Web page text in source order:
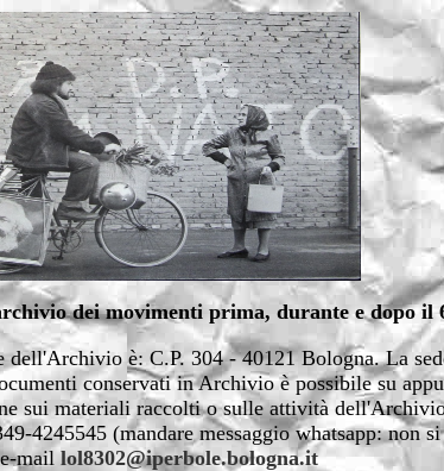
dei movimenti prima, durante e dopo il
dell'Archivio è: C.P. 304 - 40121 Bologna. La
conservati in Archivio è possibile su
sui materiali raccolti o sulle attività
4245545 (mandare messaggio whatsapp: non
maillol8302@iperbole.bologna.it